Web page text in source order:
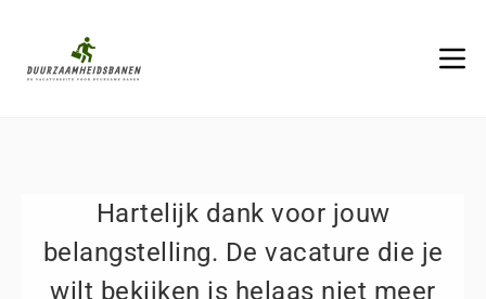
Hartelijk dank voor jouw
belangstelling. De vacature die je
wilt bekijken is helaas niet meer